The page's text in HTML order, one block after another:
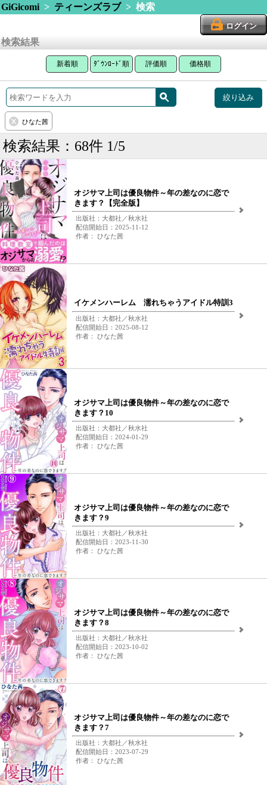
GiGicomi> ティーンズラブ> 検索
ログイン
検索結果
新着順 ﾀﾞｳﾝﾛｰﾄﾞ順 評価順 価格順
絞り込み
ひなた茜
検索結果：68件 1/5
オジサマ上司は優良物件～年の差なのに恋で
きます？【完全版】
出版社：大都社／秋水社
配信開始日：2025-11-12
作者： ひなた茜
イケメンハーレム 濡れちゃうアイドル特訓3
出版社：大都社／秋水社
配信開始日：2025-08-12
作者： ひなた茜
オジサマ上司は優良物件～年の差なのに恋で
きます？10
出版社：大都社／秋水社
配信開始日：2024-01-29
作者： ひなた茜
オジサマ上司は優良物件～年の差なのに恋で
きます？9
出版社：大都社／秋水社
配信開始日：2023-11-30
作者： ひなた茜
オジサマ上司は優良物件～年の差なのに恋で
きます？8
出版社：大都社／秋水社
配信開始日：2023-10-02
作者： ひなた茜
オジサマ上司は優良物件～年の差なのに恋で
きます？7
出版社：大都社／秋水社
配信開始日：2023-07-29
作者： ひなた茜